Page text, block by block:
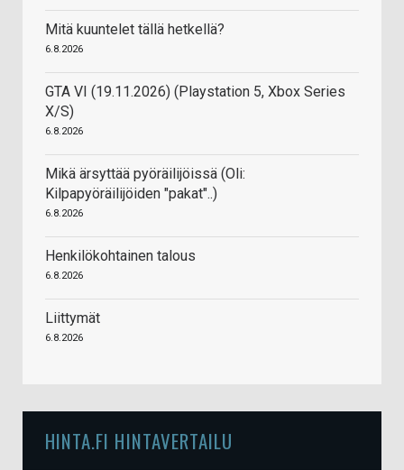
Mitä kuuntelet tällä hetkellä?
6.8.2026
GTA VI (19.11.2026) (Playstation 5, Xbox Series
X/S)
6.8.2026
Mikä ärsyttää pyöräilijöissä (Oli:
Kilpapyöräilijöiden "pakat"..)
6.8.2026
Henkilökohtainen talous
6.8.2026
Liittymät
6.8.2026
HINTA.FI HINTAVERTAILU